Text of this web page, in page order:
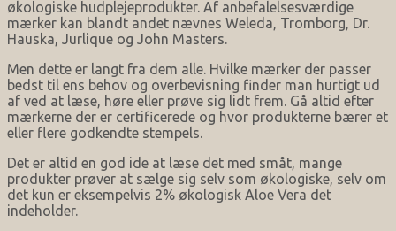
økologiske hudplejeprodukter. Af anbefalelsesværdige
mærker kan blandt andet nævnes Weleda, Tromborg, Dr.
Hauska, Jurlique og John Masters.
Men dette er langt fra dem alle. Hvilke mærker der passer
bedst til ens behov og overbevisning finder man hurtigt ud
af ved at læse, høre eller prøve sig lidt frem. Gå altid efter
mærkerne der er certificerede og hvor produkterne bærer et
eller flere godkendte stempels.
Det er altid en god ide at læse det med småt, mange
produkter prøver at sælge sig selv som økologiske, selv om
det kun er eksempelvis 2% økologisk Aloe Vera det
indeholder.